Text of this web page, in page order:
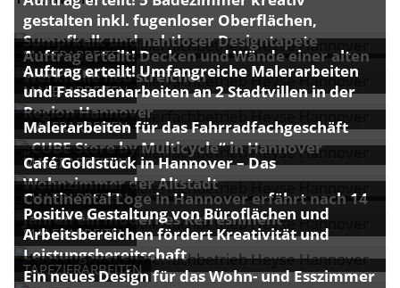
Business-Lösungen
Premium-Lösungen
Meine gute Empfehlung
Arbeitsbühne mieten
Heyse Lifestyle
Kontakt
Navigation schließen
gestalten inkl. fugenloser Oberflächen,
Sumpfkalk und nahtloser Designtapete
MALERARBEITEN
Auftrag erteilt! Decken und Wände einer alten
Werkhalle neu streichen
MALERARBEITEN
Auftrag erteilt! Umfangreiche Malerarbeiten
und Fassadenarbeiten an 2 Stadtvillen in der
Region Hannover
MALERARBEITEN
Malerarbeiten für das Fahrradfachgeschäft
„CUBE Store by Multicycle“ in Hannover
MALERARBEITEN
Café Goldstück in Hannover – Das
Wohnzimmer der Altstadt
MALERARBEITEN
Continental Loge in Hannover erfährt nach 14
Jahren ein modernes Refreshment
MALERARBEITEN
Positive Gestaltung von Büroflächen und
Arbeitsbereichen fördert Kreativität und
Leistungsbereitschaft
TAPEZIERARBEITEN
Ein neues Design für das Wohn- und Esszimmer